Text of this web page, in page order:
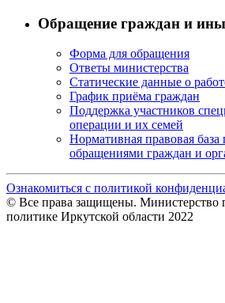
Обращение граждан и
Форма для обращения
Ответы министерства
Статические данные о
График приёма граждан
Поддержка участников
операции и их семей
Нормативная правовая база
обращениями граждан и
Ознакомиться с политикой
© Все права защищены. Министерство
политике Иркутской области 2022